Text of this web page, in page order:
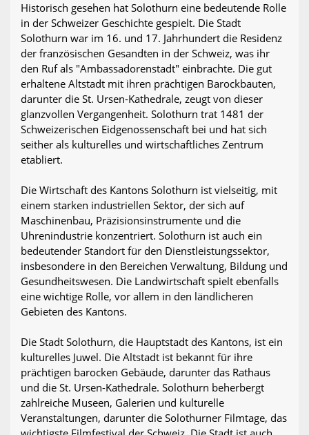
Historisch gesehen hat Solothurn eine bedeutende Rolle
in der Schweizer Geschichte gespielt. Die Stadt
Solothurn war im 16. und 17. Jahrhundert die Residenz
der französischen Gesandten in der Schweiz, was ihr
den Ruf als "Ambassadorenstadt" einbrachte. Die gut
erhaltene Altstadt mit ihren prächtigen Barockbauten,
darunter die St. Ursen-Kathedrale, zeugt von dieser
glanzvollen Vergangenheit. Solothurn trat 1481 der
Schweizerischen Eidgenossenschaft bei und hat sich
seither als kulturelles und wirtschaftliches Zentrum
etabliert.
Die Wirtschaft des Kantons Solothurn ist vielseitig, mit
einem starken industriellen Sektor, der sich auf
Maschinenbau, Präzisionsinstrumente und die
Uhrenindustrie konzentriert. Solothurn ist auch ein
bedeutender Standort für den Dienstleistungssektor,
insbesondere in den Bereichen Verwaltung, Bildung und
Gesundheitswesen. Die Landwirtschaft spielt ebenfalls
eine wichtige Rolle, vor allem in den ländlicheren
Gebieten des Kantons.
Die Stadt Solothurn, die Hauptstadt des Kantons, ist ein
kulturelles Juwel. Die Altstadt ist bekannt für ihre
prächtigen barocken Gebäude, darunter das Rathaus
und die St. Ursen-Kathedrale. Solothurn beherbergt
zahlreiche Museen, Galerien und kulturelle
Veranstaltungen, darunter die Solothurner Filmtage, das